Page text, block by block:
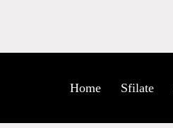
Home Sfilate